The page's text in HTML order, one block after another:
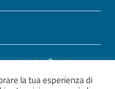
| Tema
Prototipo per siti PA di
la tua esperienza di